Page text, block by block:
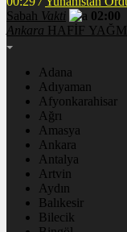
Sabah Vakti
02:00
Ankara HAFİF
Adana
Adıyaman
Afyonkarahisar
Ağrı
Amasya
Ankara
Antalya
Artvin
Aydın
Balıkesir
Bilecik